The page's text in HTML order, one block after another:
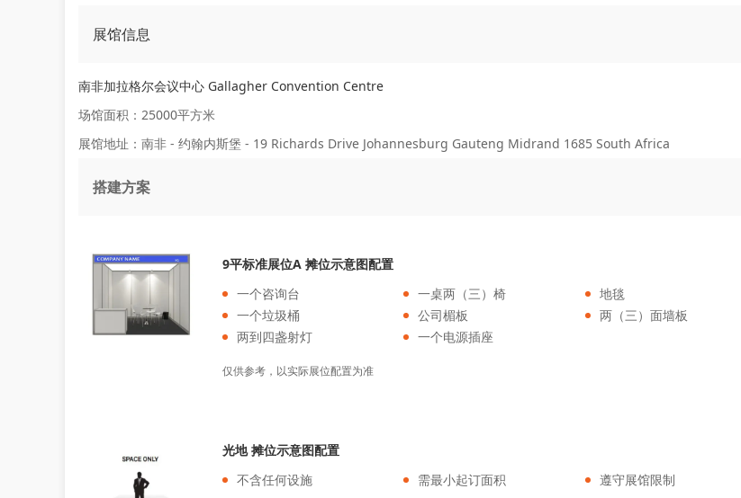
展馆信息
南非加拉格尔会议中心 Gallagher Convention Centre
场馆面积：25000平方米
展馆地址：南非 - 约翰内斯堡 - 19 Richards Drive Johannesburg Gauteng Midrand 1685 South Africa
搭建方案
9平标准展位A 摊位示意图配置
一个咨询台
一桌两（三）椅
地毯
一个垃圾桶
公司楣板
两（三）面墙板
两到四盏射灯
一个电源插座
仅供参考，以实际展位配置为准
光地 摊位示意图配置
不含任何设施
需最小起订面积 遵守展馆限制